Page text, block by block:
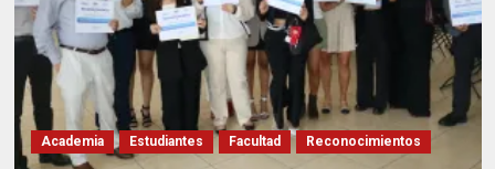
Academia Estudiantes Facultad Reconocimientos